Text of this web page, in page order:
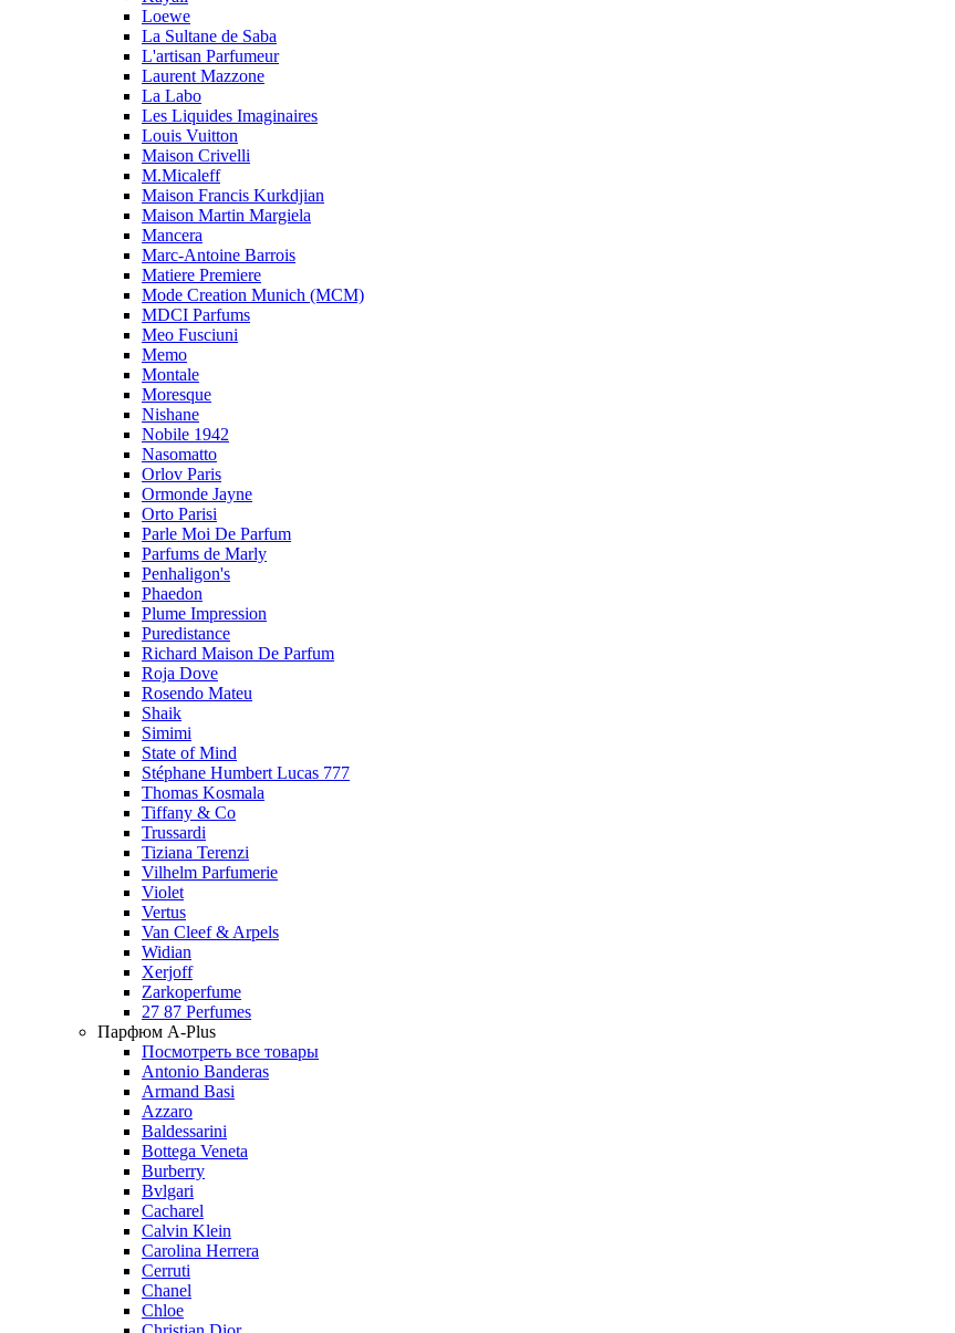
Loewe
La Sultane de Saba
L'artisan Parfumeur
Laurent Mazzone
La Labo
Les Liquides Imaginaires
Louis Vuitton
Maison Crivelli
M.Micaleff
Maison Francis Kurkdjian
Maison Martin Margiela
Mancera
Marc-Antoine Barrois
Matiere Premiere
Mode Creation Munich (MCM)
MDCI Parfums
Meo Fusciuni
Memo
Montale
Moresque
Nishane
Nobile 1942
Nasomatto
Orlov Paris
Ormonde Jayne
Orto Parisi
Parle Moi De Parfum
Parfums de Marly
Penhaligon's
Phaedon
Plume Impression
Puredistance
Richard Maison De Parfum
Roja Dove
Rosendo Mateu
Shaik
Simimi
State of Mind
Stéphane Humbert Lucas 777
Thomas Kosmala
Tiffany & Co
Trussardi
Tiziana Terenzi
Vilhelm Parfumerie
Violet
Vertus
Van Cleef & Arpels
Widian
Xerjoff
Zarkoperfume
27 87 Perfumes
Парфюм A-Plus
Посмотреть все товары
Antonio Banderas
Armand Basi
Azzaro
Baldessarini
Bottega Veneta
Burberry
Bvlgari
Cacharel
Calvin Klein
Carolina Herrera
Cerruti
Chanel
Chloe